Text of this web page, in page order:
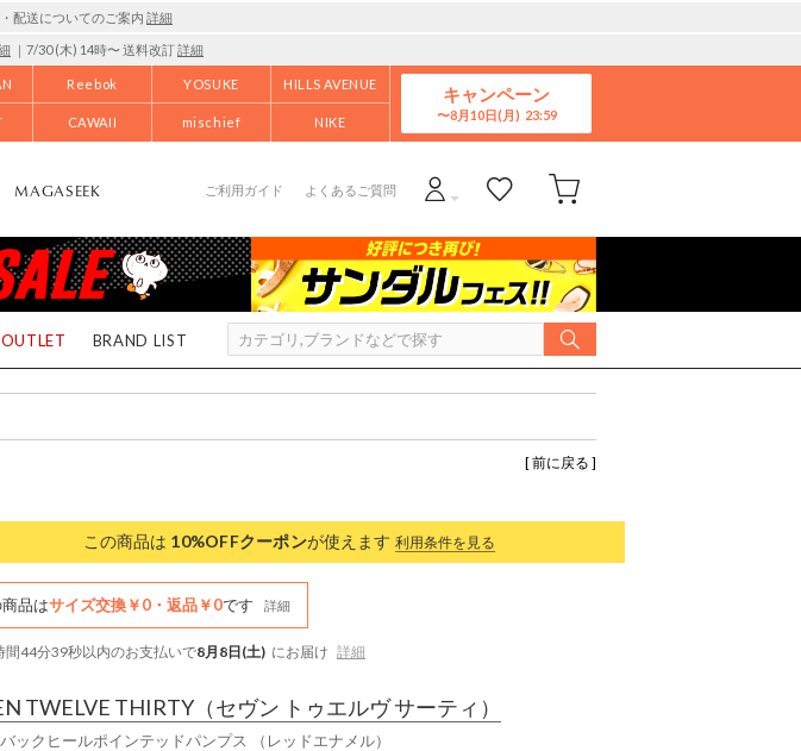
配送についてのご案内 詳細
｜7/30 (木) 14時〜 送料改訂詳細
Reebok YOSUKE HILLS AVENUE
CAWAII mischief NIKE
キャンペーン
8月10日(月)
MAGASEEK ご利用ガイド よくあるご質問
OUTLET BRAND LIST
[ 前に戻る ]
この商品は 10%OFFクーポンが使えます 利用条件を見る
商品はサイズ交換￥0・返品￥0です 詳細
間44分38秒以内のお支払いで8月8日(土) にお届け 詳細
TWELVE THIRTY（セヴン トゥエルヴ サーティ）
ックヒールポインテッドパンプス （レッドエナメル）